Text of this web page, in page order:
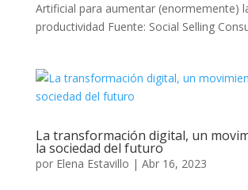
Artificial para aumentar (enormemente)
productividad Fuente: Social Selling
La transformación digital, un
la sociedad del futuro
por Elena Estavillo | Abr 16, 2023